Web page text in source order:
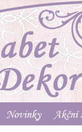
Novinky Akční